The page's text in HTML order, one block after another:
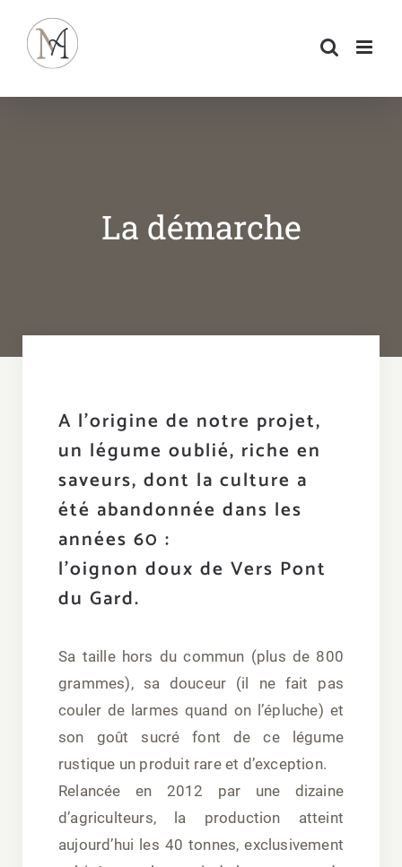
contenu
La démarche
A l’origine de notre projet,
un légume oublié, riche en
saveurs, dont la culture a
été abandonnée dans les
années 60 :
l’oignon doux de Vers Pont
du Gard.
Sa taille hors du commun (plus de 800
grammes), sa douceur (il ne fait pas
couler de larmes quand on l’épluche) et
son goût sucré font de ce légume
rustique un produit rare et d’exception.
Relancée en 2012 par une dizaine
d’agriculteurs, la production atteint
aujourd’hui les 40 tonnes, exclusivement